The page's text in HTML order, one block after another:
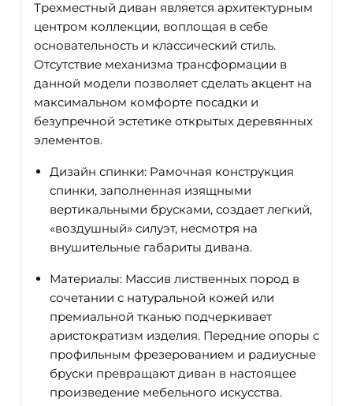
Трехместный диван является архитектурным
центром коллекции, воплощая в себе
основательность и классический стиль.
Отсутствие механизма трансформации в
данной модели позволяет сделать акцент на
максимальном комфорте посадки и
безупречной эстетике открытых деревянных
элементов.
Дизайн спинки: Рамочная конструкция
спинки, заполненная изящными
вертикальными брусками, создает легкий,
«воздушный» силуэт, несмотря на
внушительные габариты дивана.
Материалы: Массив лиственных пород в
сочетании с натуральной кожей или
премиальной тканью подчеркивает
аристократизм изделия. Передние опоры с
профильным фрезерованием и радиусные
бруски превращают диван в настоящее
произведение мебельного искусства.